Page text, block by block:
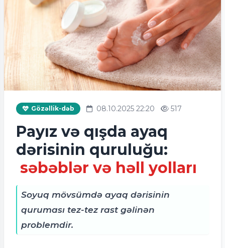
Gözəllik-dəb 08.10.2025 22:20 517
Payız və qışda ayaq
dərisinin quruluğu:
səbəblər və həll yolları
Soyuq mövsümdə ayaq dərisinin
quruması tez-tez rast gəlinən
problemdir.